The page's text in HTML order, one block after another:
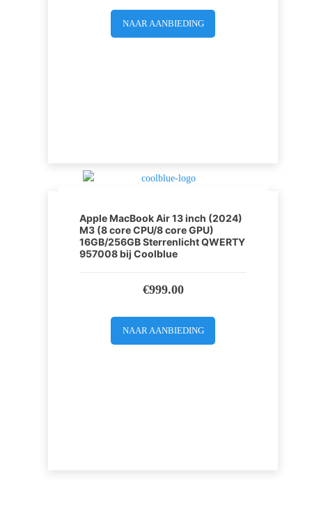
NAAR AANBIEDING
Apple MacBook Air 13 inch (2024)
M3 (8 core CPU/8 core GPU)
16GB/256GB Sterrenlicht QWERTY
957008 bij Coolblue
€999.00
NAAR AANBIEDING